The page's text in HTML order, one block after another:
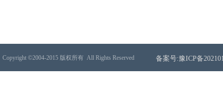
Copyright ©2004-2015 版权所有 All Rights Reserved 备案号:豫ICP备